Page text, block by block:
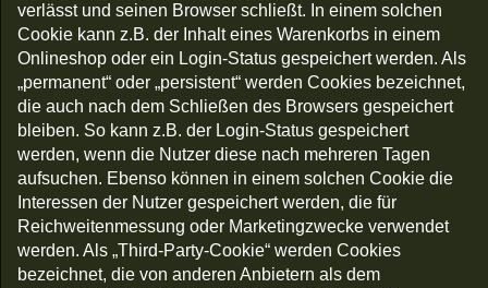
verlässt und seinen Browser schließt. In einem solchen
Cookie kann z.B. der Inhalt eines Warenkorbs in einem
Onlineshop oder ein Login-Status gespeichert werden. Als
„permanent“ oder „persistent“ werden Cookies bezeichnet,
die auch nach dem Schließen des Browsers gespeichert
bleiben. So kann z.B. der Login-Status gespeichert
werden, wenn die Nutzer diese nach mehreren Tagen
aufsuchen. Ebenso können in einem solchen Cookie die
Interessen der Nutzer gespeichert werden, die für
Reichweitenmessung oder Marketingzwecke verwendet
werden. Als „Third-Party-Cookie“ werden Cookies
bezeichnet, die von anderen Anbietern als dem